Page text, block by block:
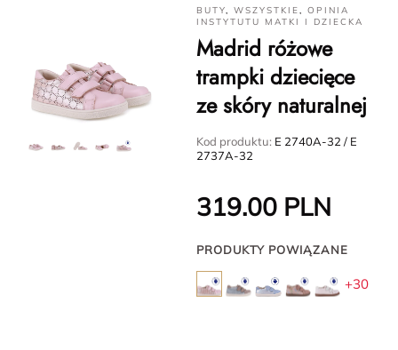
BUTY,WSZYSTKIE,OPINIA
INSTYTUTU MATKI I DZIECKA
Madrid różowe
trampki dziecięce
ze skóry naturalnej
Kod produktu: E 2740A-32 / E
2737A-32
319.00 PLN
PRODUKTY POWIĄZANE
+30